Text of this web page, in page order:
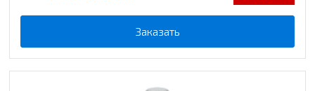
Заказать